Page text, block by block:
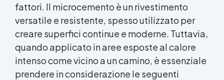
fattori. Il microcemento è un rivestimento
versatile e resistente, spesso utilizzato per
creare superfici continue e moderne. Tuttavia,
quando applicato in aree esposte al calore
intenso come vicino a un camino, è essenziale
prendere in considerazione le seguenti